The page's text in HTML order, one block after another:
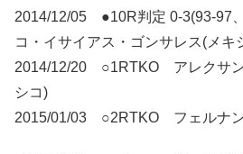
2014/12/05 ●10R判定 0-3(93-97
コ・イサイアス・ゴンサレス(メキ
2014/12/20 ○1RTKO アレクサン
シコ)
2015/01/03 ○2RTKO フェルナン